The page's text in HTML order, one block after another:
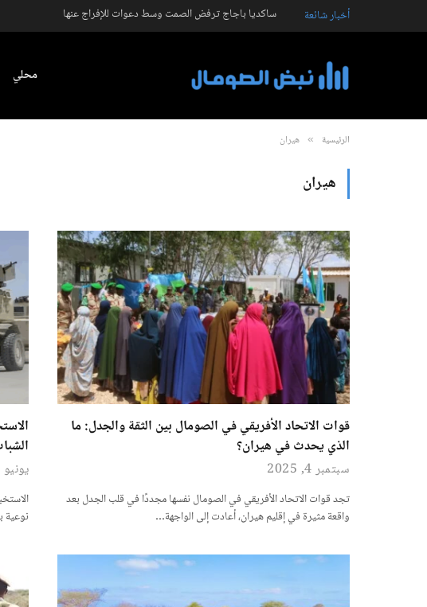
أخبار شائعة ساكديا باجاج ترفض الصمت وسط دعوات للإفراج عنها
محلي
الرئيسية » هيران
هيران
قوات الاتحاد الأفريقي في الصومال بين الثقة والجدل: ما
الذي يحدث في هيران؟
سبتمبر 4, 2025
تجد قوات الاتحاد الأفريقي في الصومال نفسها مجددًا في قلب الجدل بعد
واقعة مثيرة في إقليم هيران، أعادت إلى الواجهة…
يونيو 25, 2025
نوعية